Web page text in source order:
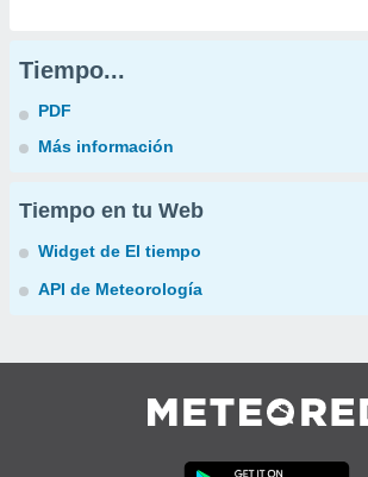
Tiempo...
PDF
Más información
Tiempo en tu Web
Widget de El tiempo
API de Meteorología